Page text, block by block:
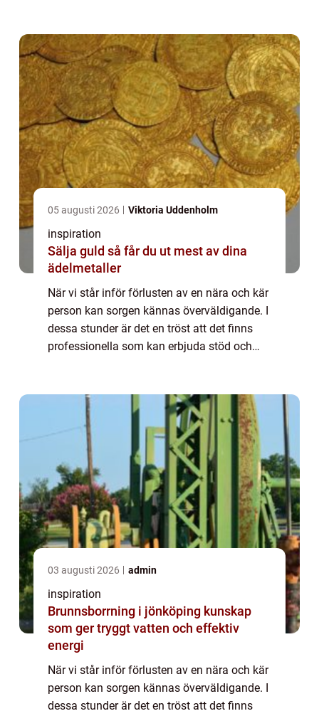
05 augusti 2026 Viktoria Uddenholm
inspiration
Sälja guld så får du ut mest av dina
ädelmetaller
När vi står inför förlusten av en nära och kär
person kan sorgen kännas överväldigande. I
dessa stunder är det en tröst att det finns
professionella som kan erbjuda stöd och
03 augusti 2026 admin
inspiration
Brunnsborrning i jönköping kunskap
som ger tryggt vatten och effektiv
energi
När vi står inför förlusten av en nära och kär
person kan sorgen kännas överväldigande. I
dessa stunder är det en tröst att det finns